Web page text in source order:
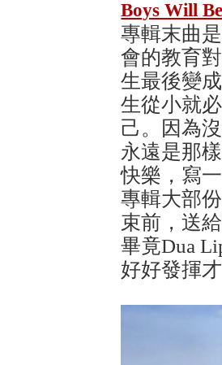
Boys Will
專輯末曲
會的教育
生最後變
生從小就
己。因為
永遠是那
快樂，寫
專輯大部
束前，送
畢竟Dua
好好發揮